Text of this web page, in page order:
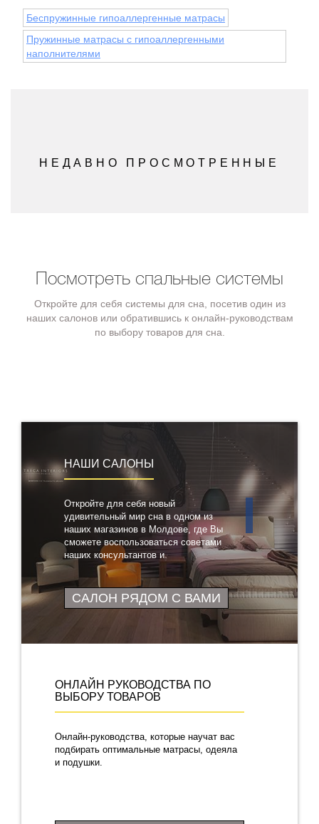
Беспружинные гипоаллергенные матрасы
Пружинные матрасы с гипоаллергенными
наполнителями
НЕДАВНО ПРОСМОТРЕННЫЕ
Посмотреть спальные системы
Откройте для себя системы для сна, посетив один из
наших салонов или обратившись к онлайн-руководствам
по выбору товаров для сна.
НАШИ САЛОНЫ
Откройте для себя новый
удивительный мир сна в одном из
наших магазинов в Молдове, где Вы
сможете воспользоваться советами
наших консультантов и
протестировать понравившиеся
товары
САЛОН РЯДОМ С ВАМИ
ОНЛАЙН РУКОВОДСТВА ПО
ВЫБОРУ ТОВАРОВ
Онлайн-руководства, которые научат вас
подбирать оптимальные матрасы, одеяла
и подушки.